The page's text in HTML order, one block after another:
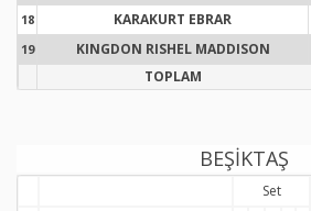
18 KARAKURT EBRAR
19 KINGDON RISHEL MADDISON
TOPLAM
BEŞİKTAŞ
Set